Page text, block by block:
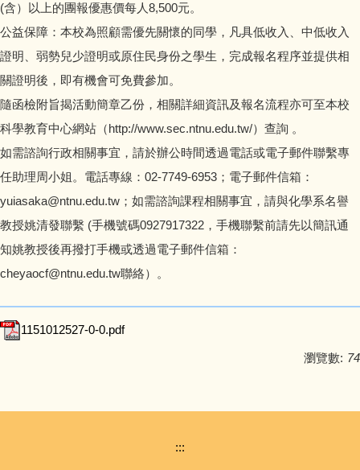
(含）以上的團報優惠價每人8,500元。
公益保障：本校為照顧需優先關懷的同學，凡具低收入、中低收入
證明、弱勢兒少證明或原住民身份之學生，完成報名程序並提供相
關證明後，即有機會可免費參加。
隨函檢附旨揭活動簡章乙份，相關詳細資訊及報名流程亦可至本校
科學教育中心網站（http://www.sec.ntnu.edu.tw/）查詢 。
如需諮詢行政相關事宜，請於辦公時間透過電話或電子郵件聯繫專
任助理周小姐。電話專線：02-7749-6953；電子郵件信箱：
yuiasaka@ntnu.edu.tw；如需諮詢課程相關事宜，請與化學系名譽
教授姚清發聯繫 (手機號碼0927917322，手機聯繫前請先以簡訊通
知姚教授後再撥打手機或透過電子郵件信箱：
cheyaocf@ntnu.edu.tw聯絡）。
1151012527-0-0.pdf
瀏覽數: 74
:::